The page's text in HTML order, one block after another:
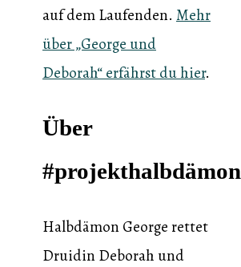
auf dem Laufenden. Mehr
über „George und
Deborah“ erfährst du hier.
Über
#projekthalbdämon
Halbdämon George rettet
Druidin Deborah und